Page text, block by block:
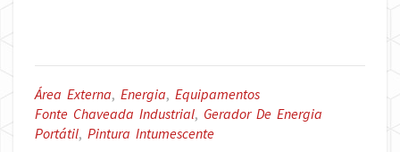
Área Externa, Energia, Equipamentos
Fonte Chaveada Industrial, Gerador De Energia
Portátil, Pintura Intumescente